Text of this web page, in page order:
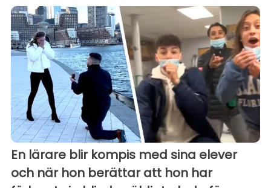
En lärare blir kompis med sina elever
och när hon berättar att hon har